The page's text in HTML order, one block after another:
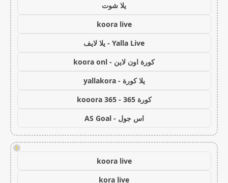
يلا شوت
koora live
Yalla Live - يلا لايف
كورة اون لاين - koora onl
يلا كورة - yallakora
كورة 365 - kooora 365
اس جول - AS Goal
!
koora live
kora live